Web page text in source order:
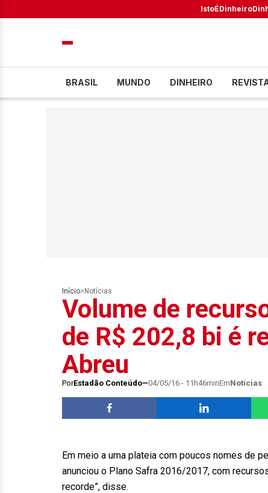
IstoÉDinheiro
BRASIL MUNDO DINHEIRO
Início> Notícias
Volume de
de R$ 202,8 bi é
Abreu
PorEstadão Conteúdo 04/05/16 - 11h46minEmNotícias
Em meio a uma plateia com poucos nomes de
anunciou o Plano Safra 2016/2017, com
recorde”, disse.